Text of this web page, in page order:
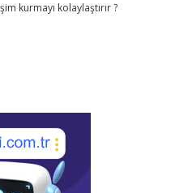
kurmayı kolaylaştırır ?